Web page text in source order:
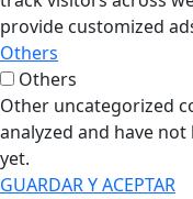
provide customized
Others
Others
Other uncategorized
analyzed and have
yet.
GUARDAR Y ACEPTAR